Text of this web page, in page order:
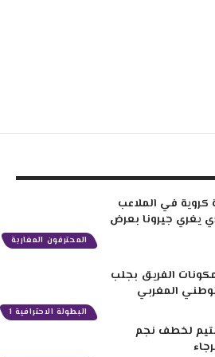
المحترفون المغاربة
في الملاعب
يغري جيرونا بعرض
البطولة الاحترافية 1
الفريق بجلب
المغربي
سنتيم لخطف نجم